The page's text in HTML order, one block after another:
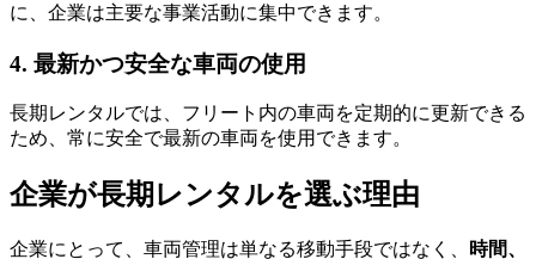
に、企業は主要な事業活動に集中できます。
4. 最新かつ安全な車両の使用
長期レンタルでは、フリート内の車両を定期的に更新できる
ため、常に安全で最新の車両を使用できます。
企業が長期レンタルを選ぶ理由
企業にとって、車両管理は単なる移動手段ではなく、
時間、